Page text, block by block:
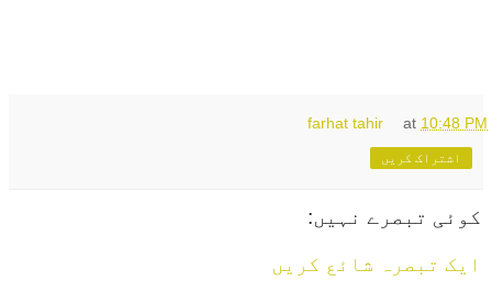
farhat tahir at 10:48 PM
اشتراک کریں
کوئی تبصرے نہیں:
ایک تبصرہ شائع کریں